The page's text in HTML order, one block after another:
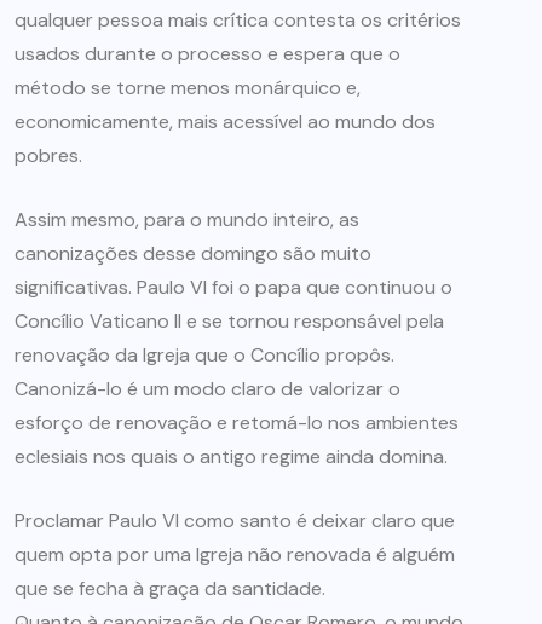
qualquer pessoa mais crítica contesta os critérios
usados durante o processo e espera que o
método se torne menos monárquico e,
economicamente, mais acessível ao mundo dos
pobres.
Assim mesmo, para o mundo inteiro, as
canonizações desse domingo são muito
significativas. Paulo VI foi o papa que continuou o
Concílio Vaticano II e se tornou responsável pela
renovação da Igreja que o Concílio propôs.
Canonizá-lo é um modo claro de valorizar o
esforço de renovação e retomá-lo nos ambientes
eclesiais nos quais o antigo regime ainda domina.
Proclamar Paulo VI como santo é deixar claro que
quem opta por uma Igreja não renovada é alguém
que se fecha à graça da santidade.